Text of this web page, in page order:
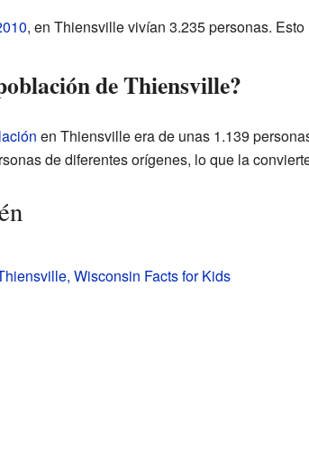
, en Thiensville vivían 3.235 personas.
de Thiensville?
en Thiensville era de unas 1.139
de diferentes orígenes, lo que la
Wisconsin Facts for Kids